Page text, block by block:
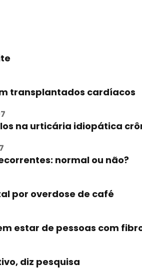
transplantados cardíacos
na urticária idiopática
normal ou não?
por overdose de café
estar de pessoas com
diz pesquisa